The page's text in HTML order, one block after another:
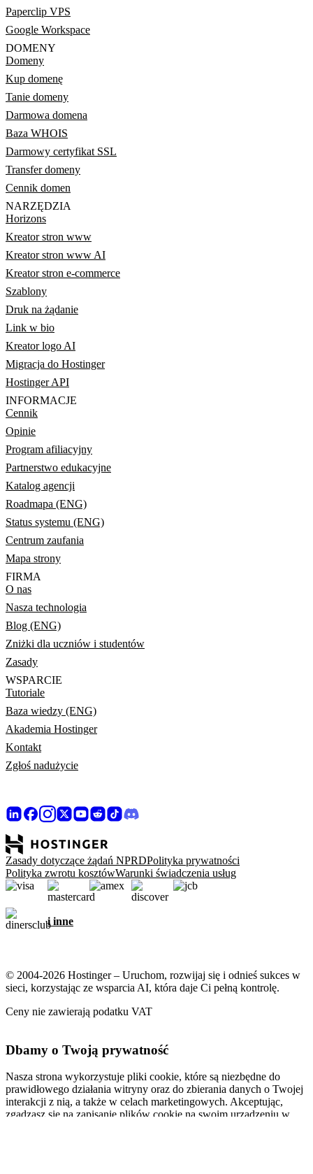
Paperclip VPS
Google Workspace
DOMENY
Domeny
Kup domenę
Tanie domeny
Darmowa domena
Baza WHOIS
Darmowy certyfikat SSL
Transfer domeny
Cennik domen
NARZĘDZIA
Horizons
Kreator stron www
Kreator stron www AI
Kreator stron e-commerce
Szablony
Druk na żądanie
Link w bio
Kreator logo AI
Migracja do Hostinger
Hostinger API
INFORMACJE
Cennik
Opinie
Program afiliacyjny
Partnerstwo edukacyjne
Katalog agencji
Roadmapa (ENG)
Status systemu (ENG)
Centrum zaufania
Mapa strony
FIRMA
O nas
Nasza technologia
Blog (ENG)
Zniżki dla uczniów i studentów
Zasady
WSPARCIE
Tutoriale
Baza wiedzy (ENG)
Akademia Hostinger
Kontakt
Zgłoś nadużycie
Zasady dotyczące żądań NPRDPolityka prywatności
Polityka zwrotu kosztówWarunki świadczenia usług
i inne
© 2004-2026 Hostinger – Uruchom, rozwijaj się i odnieś sukces w
sieci, korzystając ze wsparcia AI, która daje Ci pełną kontrolę.
Ceny nie zawierają podatku VAT
Dbamy o Twoją prywatność
Nasza strona wykorzystuje pliki cookie, które są niezbędne do
prawidłowego działania witryny oraz do zbierania danych o Twojej
interakcji z nią, a także w celach marketingowych. Akceptując,
zgadzasz się na zapisanie plików cookie na swoim urządzeniu w